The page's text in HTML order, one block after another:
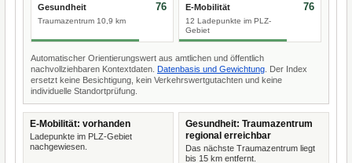
Gesundheit
Traumazentrum 10,9 km
76 E-Mobilität
12 Ladepunkte im PLZ-
Gebiet
76
Automatischer Orientierungswert aus amtlichen und öffentlich
nachvollziehbaren Kontextdaten. Datenbasis und Gewichtung . Der Index
ersetzt keine Besichtigung, kein Verkehrswertgutachten und keine
individuelle Standortprüfung.
E-Mobilität: vorhanden
Ladepunkte im PLZ-Gebiet
nachgewiesen.
Gesundheit: Traumazentrum
regional erreichbar
Das nächste Traumazentrum liegt
bis 15 km entfernt.